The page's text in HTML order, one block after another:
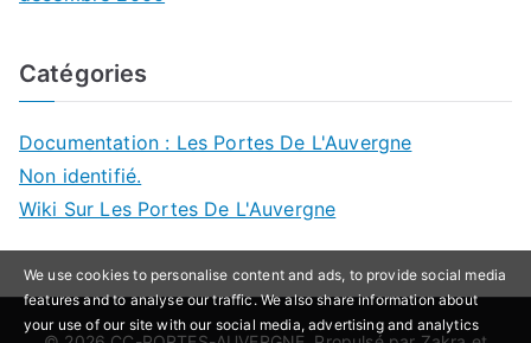
Catégories
Documentation : Les Portes De L'Auvergne
Non identifié.
Wiki Sur Les Portes De L'Auvergne
We use cookies to personalise content and ads, to provide social media
features and to analyse our traffic. We also share information about
your use of our site with our social media, advertising and analytics